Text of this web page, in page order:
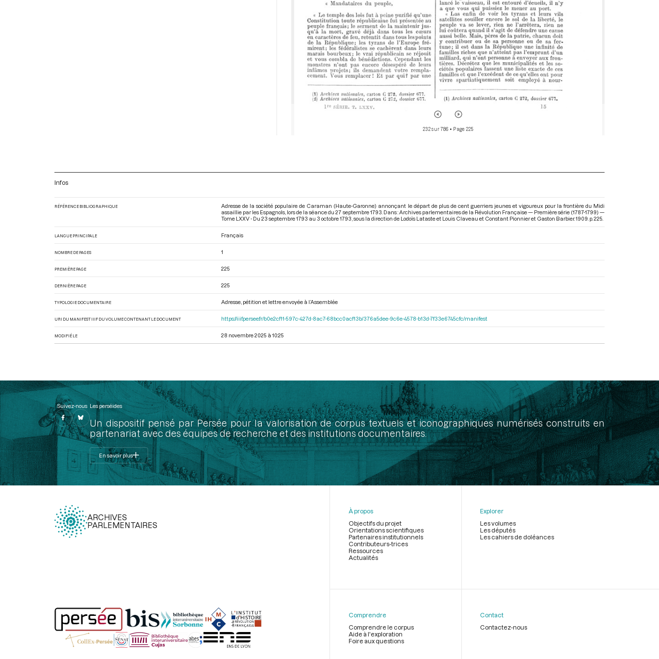
232 sur 786 • Page 225
Infos
RÉFÉRENCE BIBLIOGRAPHIQUE
Adresse de la société populaire de Caraman (Haute-Garonne) annonçant le départ de plus de cent guerriers jeunes et vigoureux pour la frontière du Midi
assaillie par les Espagnols, lors de la séance du 27 septembre 1793. Dans : Archives parlementaires de la Révolution Française — Première série (1787-1799) —
Tome LXXV - Du 23 septembre 1793 au 3 octobre 1793 , sous la direction de Lodoïs Lataste et Louis Claveau et Constant Pionnier et Gaston Barbier. 1909. p. 225.
LANGUE PRINCIPALE Français
NOMBRE DE PAGES 1
PREMIÈRE PAGE 225
DERNIÈRE PAGE 225
TYPOLOGIE DOCUMENTAIRE Adresse, pétition et lettre envoyée à l’Assemblée
URI DU MANIFEST IIIF DU VOLUME CONTENANT LE DOCUMENT https://iiif.persee.fr/b0e2cf11-597c-427d-8ac7-68bcc0acf13b/376a5dee-9c6e-4578-b13d-7f33e6745cfc/manifest
MODIFIÉ LE 28 novembre 2025 à 10:25
Suivez-nous Les perséides
Un dispositif pensé par Persée pour la valorisation de corpus textuels et iconographiques numérisés construits en
partenariat avec des équipes de recherche et des institutions documentaires.
En savoir plus
ARCHIVES
PARLEMENTAIRES
page
À propos
Objectifs du projet
Orientations scientifiques
Partenaires institutionnels
Contributeurs-trices
Ressources
Actualités
Explorer
Les volumes
Les députés
Les cahiers de doléances
Comprendre
Comprendre le corpus
Aide à l'exploration
Foire aux questions
Contact
Contactez-nous